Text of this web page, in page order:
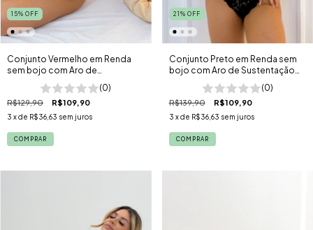
15% OFF
Conjunto Vermelho em Renda
sem bojo com Aro de
Sustentação Florença
(0)
R$129,90 R$109,90
3 x de R$36,63 sem juros
COMPRAR
21 % OFF
Conjunto Preto em Renda sem
bojo com Aro de Sustentação
(0)
R$139,90 R$109,90
3 x de R$36,63 sem juros
COMPRAR